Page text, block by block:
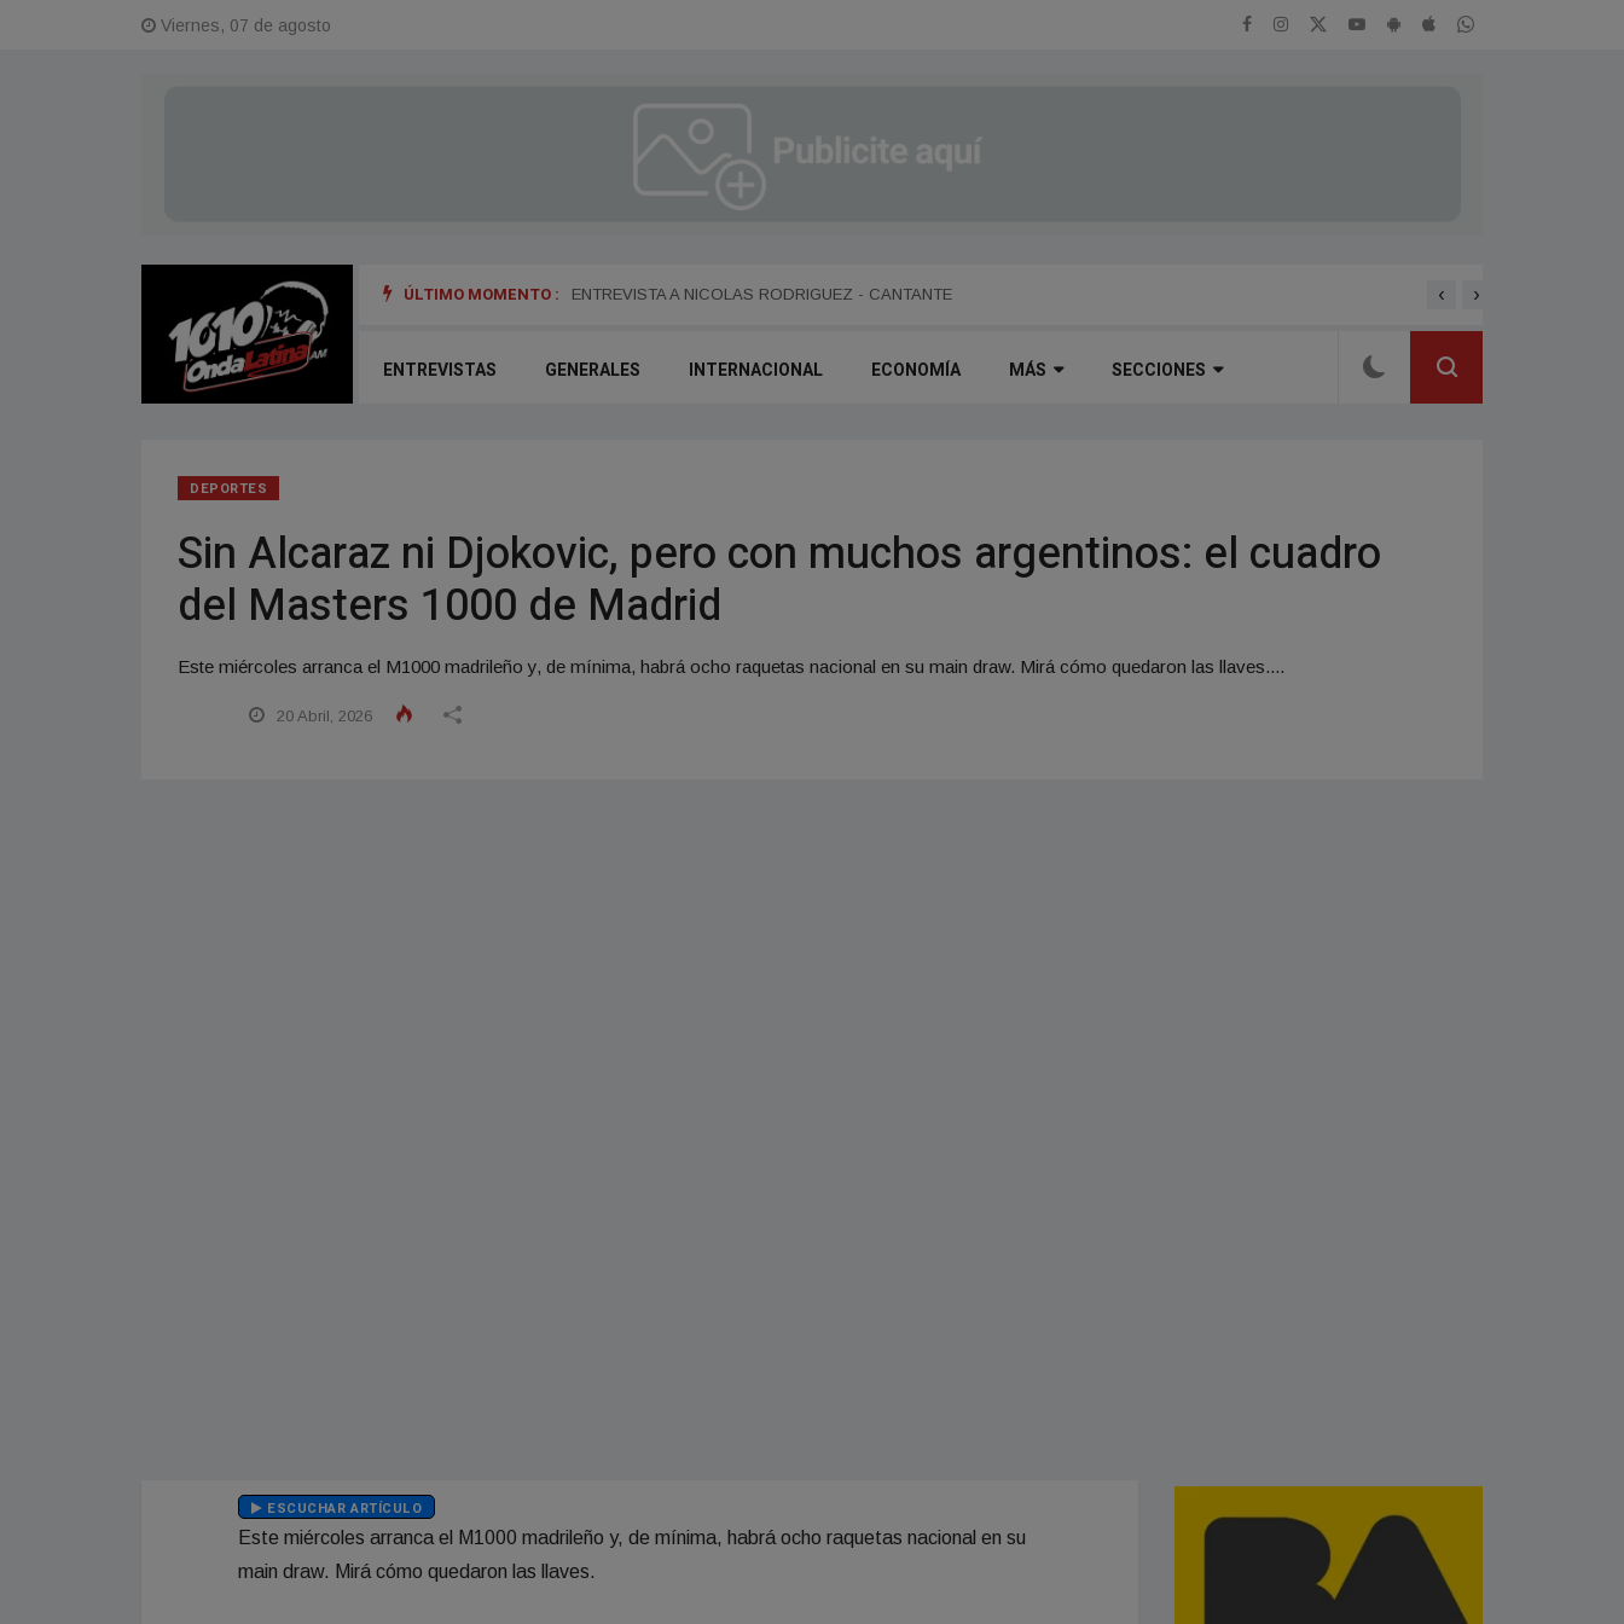
Viernes, 07 de agosto
ÚLTIMO MOMENTO : ENTREVISTA A DANIEL DARTIGUELONGUE - FUNDADOR DE LA PORTEÑA ENTREVISTA A
‹ ›
ENTREVISTAS GENERALES INTERNACIONAL ECONOMÍA MÁS SECCIONES
DEPORTES
Sin Alcaraz ni Djokovic, pero con muchos argentinos: el cuadro
del Masters 1000 de Madrid
Este miércoles arranca el M1000 madrileño y, de mínima, habrá ocho raquetas nacional en su main draw. Mirá cómo quedaron las llaves....
20 Abril, 2026
ESCUCHAR ARTÍCULO
Este miércoles arranca el M1000 madrileño y, de mínima, habrá ocho raquetas nacional en su
main draw. Mirá cómo quedaron las llaves.